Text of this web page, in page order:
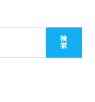
検
索